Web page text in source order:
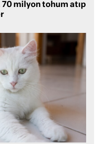
70 milyon tohum atıp